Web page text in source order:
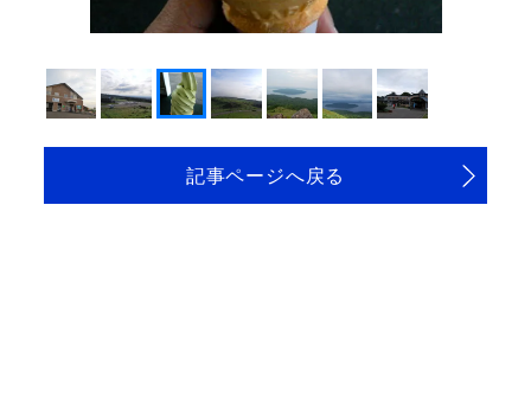
記事ページへ戻る